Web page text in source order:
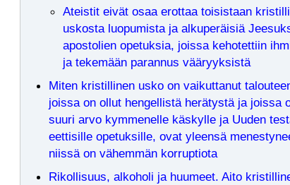
Ateistit eivät osaa erottaa toisistaan
uskosta luopumista ja alkuperäisiä
apostolien opetuksia, joissa kehotettiin
ja tekemään parannus vääryyksistä
Miten kristillinen usko on vaikuttanut
joissa on ollut hengellistä herätystä ja joissa
suuri arvo kymmenelle käskylle ja Uuden
eettisille opetuksille, ovat yleensä
niissä on vähemmän korruptiota
Rikollisuus, alkoholi ja huumeet. Aito